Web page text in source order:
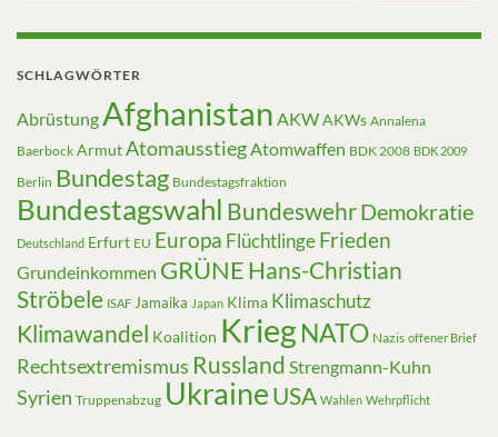
SCHLAGWÖRTER
Abrüstung Afghanistan AKWAKWs Annalena
Baerbock ArmutAtomausstiegAtomwaffen BDK 2008 BDK 2009
Berlin Bundestag Bundestagsfraktion
Bundestagswahl BundeswehrDemokratie
Deutschland Erfurt EU Europa FlüchtlingeFrieden
Grundeinkommen GRÜNE Hans-Christian
Ströbele ISAF Jamaika Japan Klima Klimaschutz
Klimawandel Koalition KriegNATO Nazis offener Brief
Rechtsextremismus Russland Strengmann-Kuhn
Syrien Truppenabzug UkraineUSA Wahlen Wehrpflicht